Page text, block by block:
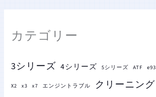
カテゴリー
3シリーズ 4シリーズ 5シリーズ ATF e93
X2 x3 x7 エンジントラブル クリーニング